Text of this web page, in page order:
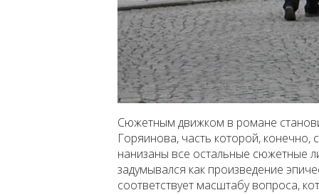
Сюжетным движком в романе
Горяинова, часть которой,
нанизаны все остальные сюжетные
задумывался как произведение
соответствует масштабу вопроса,